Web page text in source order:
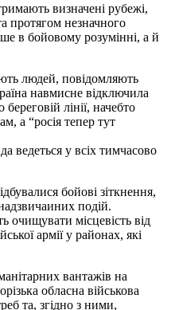
визначені рубежі,
протягом незначного
в бойовому розумінні, а й
людей, повідомляють
навмисне відключила
лінії, начебто
а “росія тепер тут
ведеться у всіх тимчасово
бойові зіткнення,
подій.
місцевість від
армії у районах, які
вантажів на
обласна військова
та, згідно з ними,